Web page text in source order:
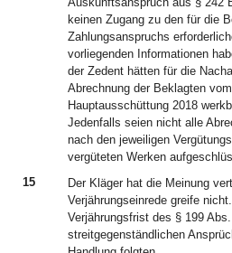
keinen Zugang zu den für die
Zahlungsanspruchs
vorliegenden Informationen
der Zedent hätten für die
Abrechnung der Beklagten
Hauptausschüttung 2018
Jedenfalls seien nicht alle
nach den jeweiligen
vergüteten Werken
15
Der Kläger hat die Meinung
Verjährungseinrede greife
Verjährungsfrist des § 199
streitgegenständlichen